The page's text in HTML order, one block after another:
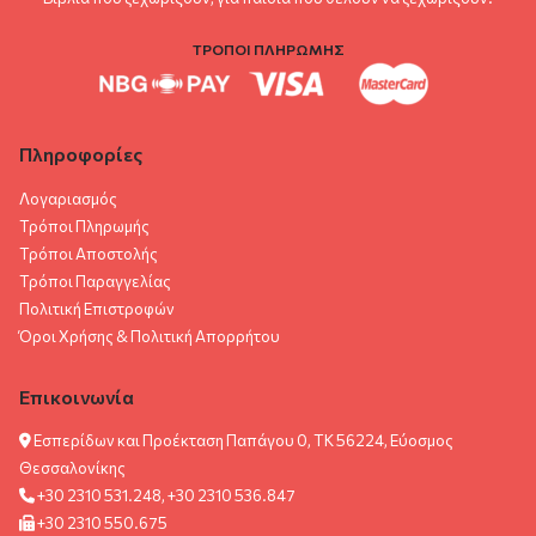
ΤΡΟΠΟΙ ΠΛΗΡΩΜΗΣ
Πληροφορίες
Λογαριασμός
Τρόποι Πληρωμής
Τρόποι Αποστολής
Τρόποι Παραγγελίας
Πολιτική Επιστροφών
Όροι Χρήσης & Πολιτική Aπορρήτου
Επικοινωνία
Εσπερίδων και Προέκταση Παπάγου 0, ΤΚ 56224, Εύοσμος
Θεσσαλονίκης
+30 2310 531.248, +30 2310 536.847
+30 2310 550.675